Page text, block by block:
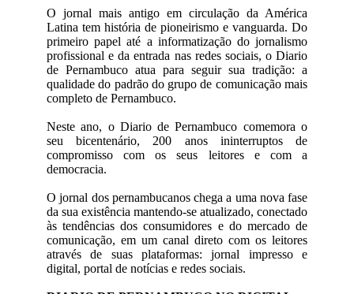
O jornal mais antigo em circulação da América
Latina tem história de pioneirismo e vanguarda. Do
primeiro papel até a informatização do jornalismo
profissional e da entrada nas redes sociais, o Diario
de Pernambuco atua para seguir sua tradição: a
qualidade do padrão do grupo de comunicação mais
completo de Pernambuco.
Neste ano, o Diario de Pernambuco comemora o
seu bicentenário, 200 anos ininterruptos de
compromisso com os seus leitores e com a
democracia.
O jornal dos pernambucanos chega a uma nova fase
da sua existência mantendo-se atualizado, conectado
às tendências dos consumidores e do mercado de
comunicação, em um canal direto com os leitores
através de suas plataformas: jornal impresso e
digital, portal de notícias e redes sociais.